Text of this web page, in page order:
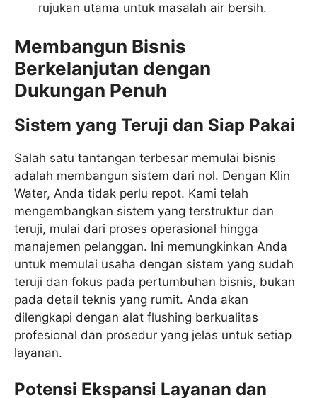
rujukan utama untuk masalah air bersih.
Membangun Bisnis
Berkelanjutan dengan
Dukungan Penuh
Sistem yang Teruji dan Siap Pakai
Salah satu tantangan terbesar memulai bisnis
adalah membangun sistem dari nol. Dengan Klin
Water, Anda tidak perlu repot. Kami telah
mengembangkan sistem yang terstruktur dan
teruji, mulai dari proses operasional hingga
manajemen pelanggan. Ini memungkinkan Anda
untuk memulai usaha dengan sistem yang sudah
teruji dan fokus pada pertumbuhan bisnis, bukan
pada detail teknis yang rumit. Anda akan
dilengkapi dengan alat flushing berkualitas
profesional dan prosedur yang jelas untuk setiap
layanan.
Potensi Ekspansi Layanan dan